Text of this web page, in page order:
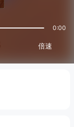
0:00
倍速